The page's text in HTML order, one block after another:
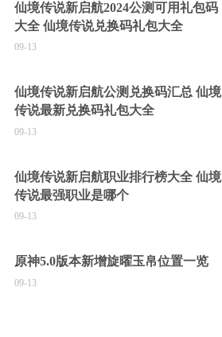
仙境传说新启航2024公测可用礼包码
大全 仙境传说兑换码礼包大全
09-13
仙境传说新启航公测兑换码汇总 仙境
传说最新兑换码礼包大全
09-13
仙境传说新启航职业排行榜大全 仙境
传说最强职业是哪个
09-13
原神5.0版本新增旋曜玉帛位置一览
09-13